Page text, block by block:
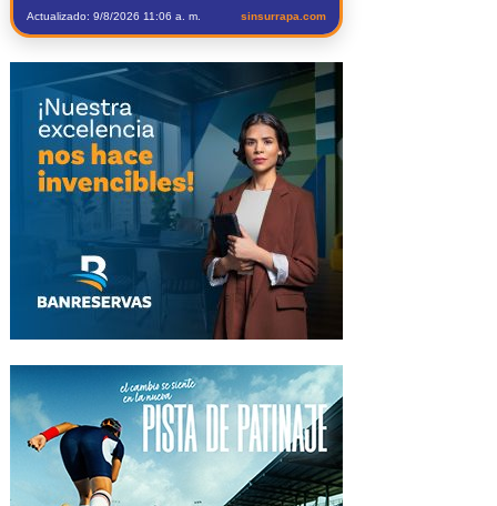
Actualizado: 9/8/2026 11:06 a. m. sinsurrapa.com